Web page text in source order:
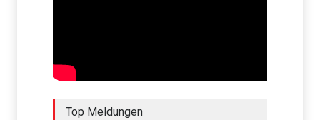
Top Meldungen